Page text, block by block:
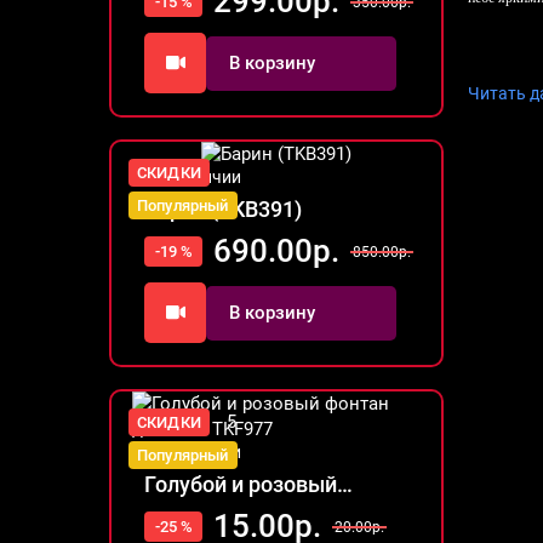
В корзину
СКИДКИ
Популярный
В наличии
Барин (TKB391)
-19 % 690.00р. 850.00р.
В корзину
СКИДКИ
Популярный
5
В наличии
Голубой и розовый
фонтан дымный TKF977
-25 % 15.00р. 20.00р.
В нашем
Читать